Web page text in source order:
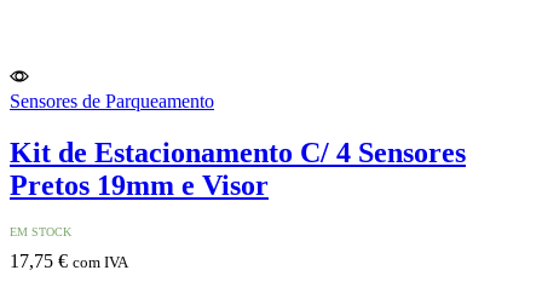
Sensores de Parqueamento
Kit de Estacionamento C/ 4 Sensores
Pretos 19mm e Visor
EM STOCK
17,75 € com IVA